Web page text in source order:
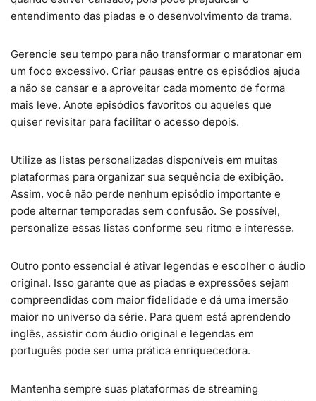
entendimento das piadas e o desenvolvimento da trama.
Gerencie seu tempo para não transformar o maratonar em
um foco excessivo. Criar pausas entre os episódios ajuda
a não se cansar e a aproveitar cada momento de forma
mais leve. Anote episódios favoritos ou aqueles que
quiser revisitar para facilitar o acesso depois.
Utilize as listas personalizadas disponíveis em muitas
plataformas para organizar sua sequência de exibição.
Assim, você não perde nenhum episódio importante e
pode alternar temporadas sem confusão. Se possível,
personalize essas listas conforme seu ritmo e interesse.
Outro ponto essencial é ativar legendas e escolher o áudio
original. Isso garante que as piadas e expressões sejam
compreendidas com maior fidelidade e dá uma imersão
maior no universo da série. Para quem está aprendendo
inglês, assistir com áudio original e legendas em
português pode ser uma prática enriquecedora.
Mantenha sempre suas plataformas de streaming